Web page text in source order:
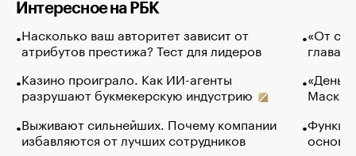
Интересное на РБК
Насколько ваш авторитет зависит от
атрибутов престижа? Тест для лидеров
Казино проиграло. Как ИИ-агенты
разрушают букмекерскую индустрию
Выживают сильнейших. Почему компании
избавляются от лучших сотрудников
«От
глава
Маск в
основ